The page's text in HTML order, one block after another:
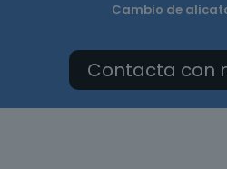
Cambio de
Contacta con